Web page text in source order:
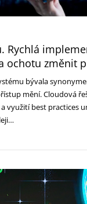
Rychlá
ochotu změnit
bývala
mění. Cloudová
využití best practices